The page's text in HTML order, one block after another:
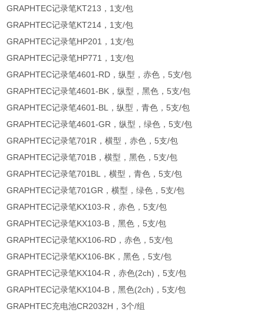
GRAPHTEC记录笔KT213，1支/包
GRAPHTEC记录笔KT214，1支/包
GRAPHTEC记录笔HP201，1支/包
GRAPHTEC记录笔HP771，1支/包
GRAPHTEC记录笔4601-RD，纵型，赤色，5支/包
GRAPHTEC记录笔4601-BK，纵型，黑色，5支/包
GRAPHTEC记录笔4601-BL，纵型，青色，5支/包
GRAPHTEC记录笔4601-GR，纵型，绿色，5支/包
GRAPHTEC记录笔701R，横型，赤色，5支/包
GRAPHTEC记录笔701B，横型，黑色，5支/包
GRAPHTEC记录笔701BL，横型，青色，5支/包
GRAPHTEC记录笔701GR，横型，绿色，5支/包
GRAPHTEC记录笔KX103-R，赤色，5支/包
GRAPHTEC记录笔KX103-B，黑色，5支/包
GRAPHTEC记录笔KX106-RD，赤色，5支/包
GRAPHTEC记录笔KX106-BK，黑色，5支/包
GRAPHTEC记录笔KX104-R，赤色(2ch)，5支/包
GRAPHTEC记录笔KX104-B，黑色(2ch)，5支/包
GRAPHTEC充电池CR2032H，3个/组